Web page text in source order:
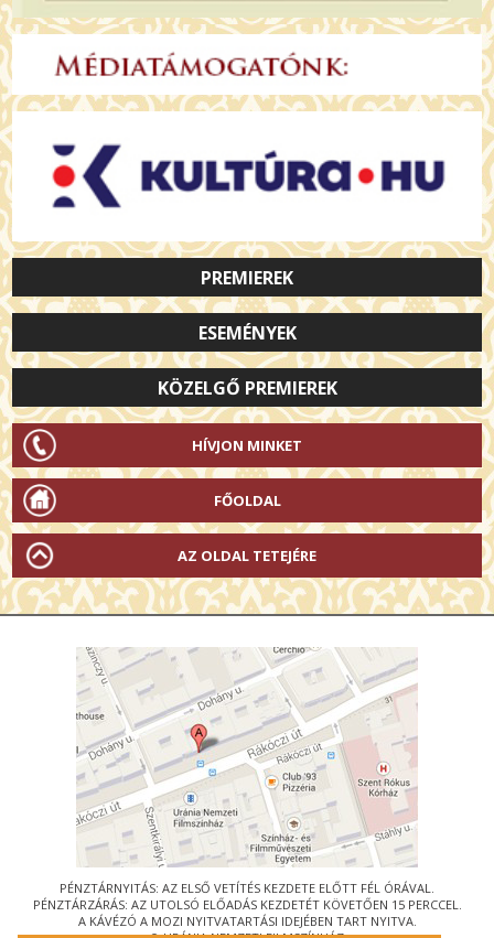
PREMIEREK
ESEMÉNYEK
KÖZELGŐ PREMIEREK
HÍVJON MINKET
FŐOLDAL
AZ OLDAL TETEJÉRE
PÉNZTÁRNYITÁS: AZ ELSŐ VETÍTÉS KEZDETE ELŐTT FÉL ÓRÁVAL.
PÉNZTÁRZÁRÁS: AZ UTOLSÓ ELŐADÁS KEZDETÉT KÖVETŐEN 15 PERCCEL.
A KÁVÉZÓ A MOZI NYITVATARTÁSI IDEJÉBEN TART NYITVA.